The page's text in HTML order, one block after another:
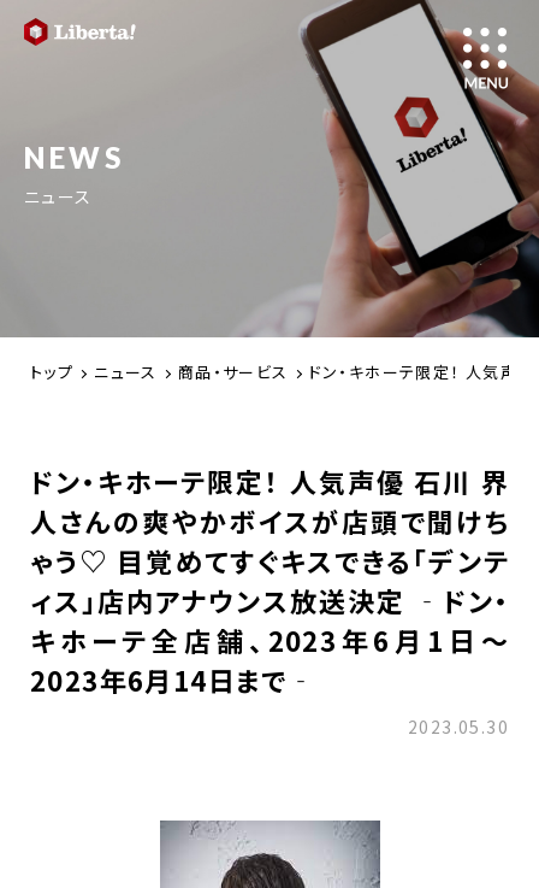
NEWS
ニュース
トップ ニュース 商品・サービス ドン・キホーテ限定！ 人気声
ドン・キホーテ限定！ 人気声優 石川 界
人さんの爽やかボイスが店頭で聞けち
ゃう♡ 目覚めてすぐキスできる「デンテ
ィス」店内アナウンス放送決定 ‐ドン・
キホーテ全店舗、2023年6月1日～
2023年6月14日まで‐
2023.05.30